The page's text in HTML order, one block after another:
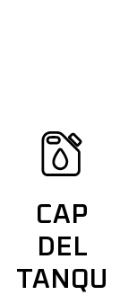
CAP
DEL
TANQU